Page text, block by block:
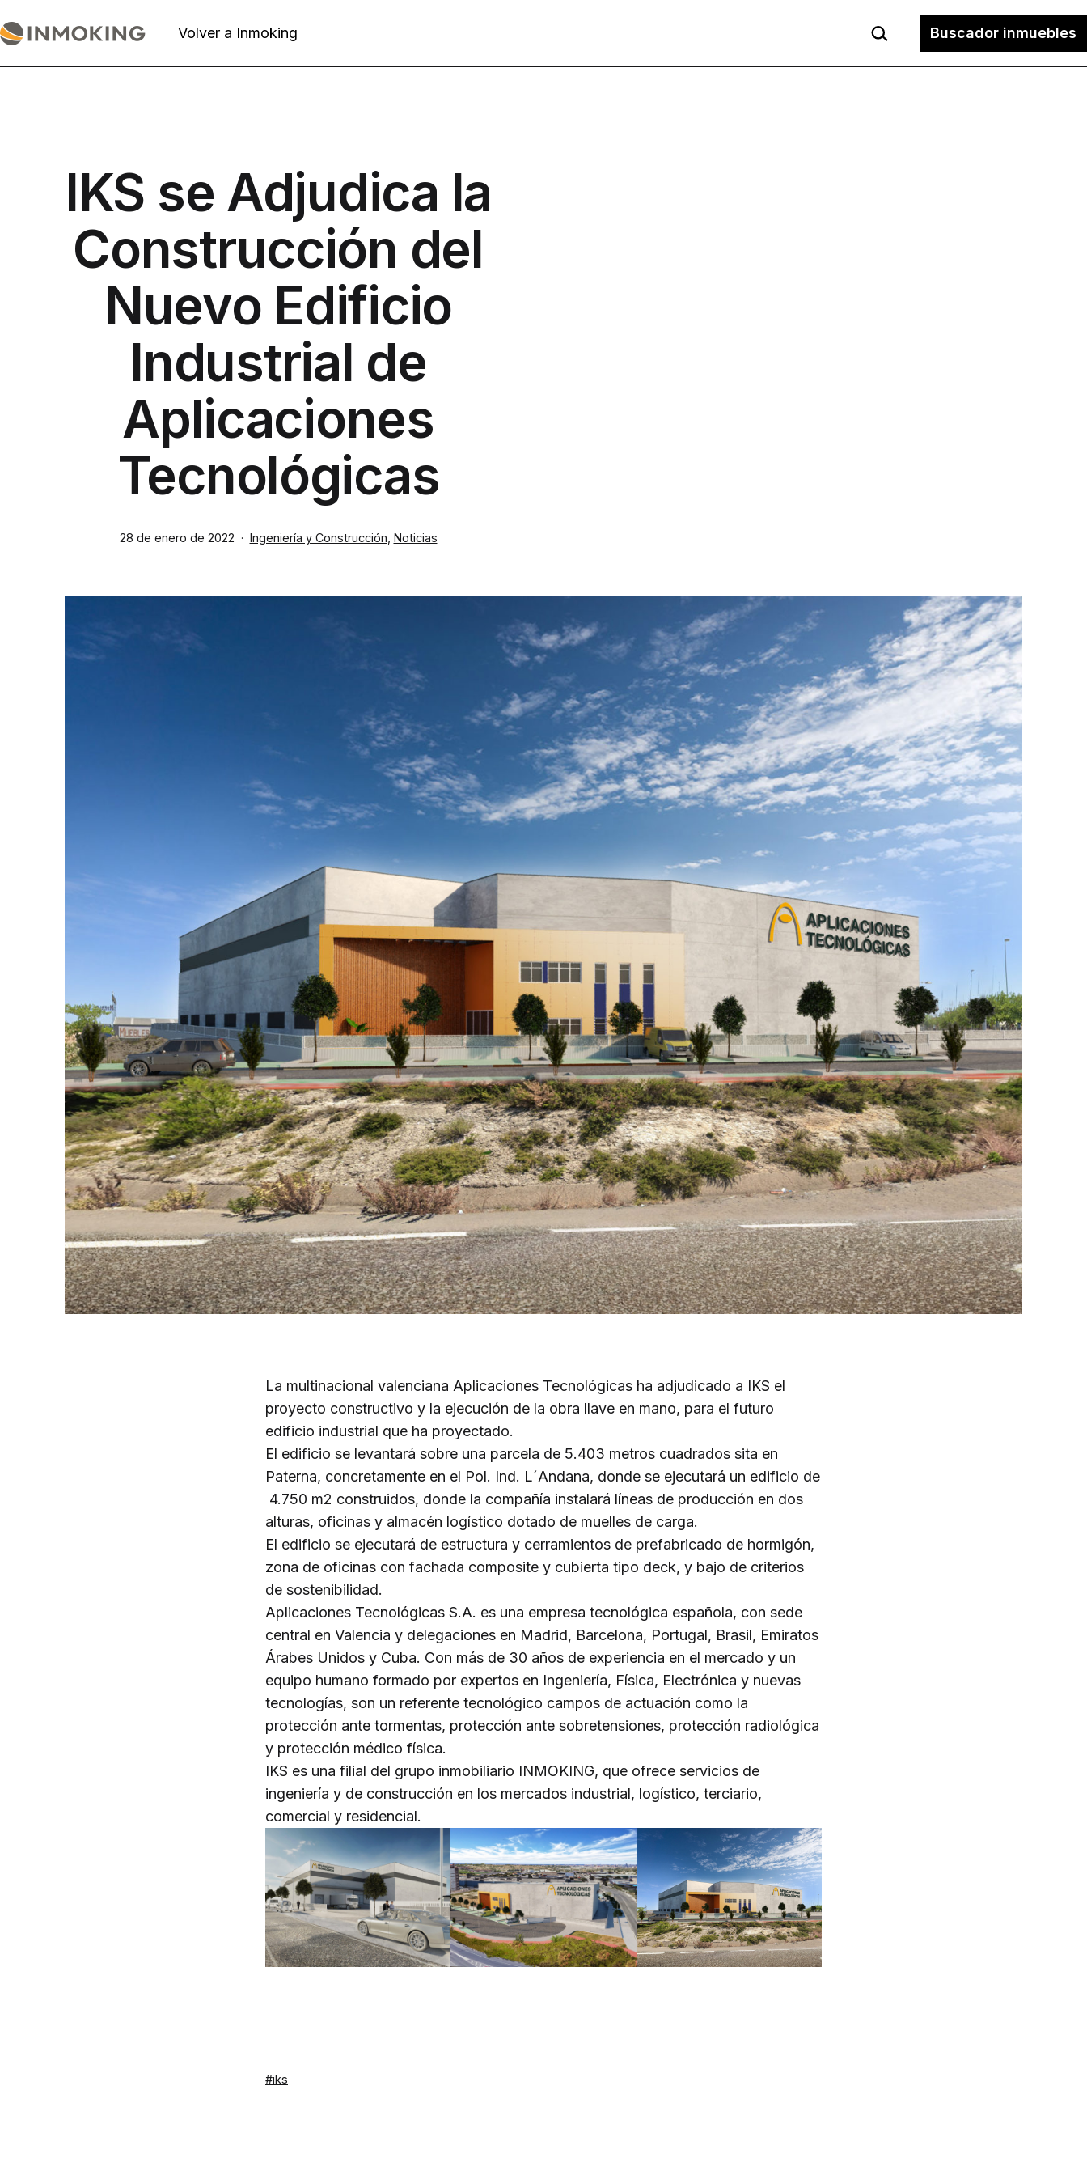
al
Volver a Inmoking Buscar... Buscador inmuebles
IKS se Adjudica la
Construcción del
Nuevo Edificio
Industrial de
Aplicaciones
Tecnológicas
Publicada
28 de enero de 2022
Categorizado
Ingeniería y Construcción Noticias
La multinacional valenciana Aplicaciones Tecnológicas ha adjudicado a IKS el
proyecto constructivo y la ejecución de la obra llave en mano, para el futuro
edificio industrial que ha proyectado.
El edificio se levantará sobre una parcela de 5.403 metros cuadrados sita en
Paterna, concretamente en el Pol. Ind. L´Andana, donde se ejecutará un edificio de
4.750 m2 construidos, donde la compañía instalará líneas de producción en dos
alturas, oficinas y almacén logístico dotado de muelles de carga.
El edificio se ejecutará de estructura y cerramientos de prefabricado de hormigón,
zona de oficinas con fachada composite y cubierta tipo deck, y bajo de criterios
de sostenibilidad.
Aplicaciones Tecnológicas S.A. es una empresa tecnológica española, con sede
central en Valencia y delegaciones en Madrid, Barcelona, Portugal, Brasil, Emiratos
Árabes Unidos y Cuba. Con más de 30 años de experiencia en el mercado y un
equipo humano formado por expertos en Ingeniería, Física, Electrónica y nuevas
tecnologías, son un referente tecnológico campos de actuación como la
protección ante tormentas, protección ante sobretensiones, protección radiológica
y protección médico física.
IKS es una filial del grupo inmobiliario INMOKING, que ofrece servicios de
ingeniería y de construcción en los mercados industrial, logístico, terciario,
comercial y residencial.
Etiquetado
iks